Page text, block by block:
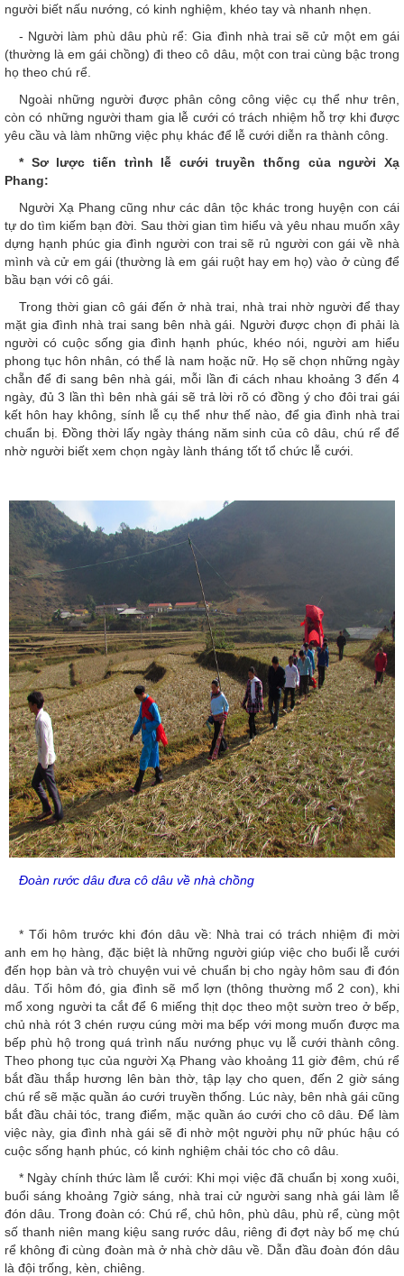
người biết nấu nướng, có kinh nghiệm, khéo tay và nhanh nhẹn.
- Người làm phù dâu phù rể: Gia đình nhà trai sẽ cử một em gái
(thường là em gái chồng) đi theo cô dâu, một con trai cùng bậc trong
họ theo chú rể.
Ngoài những người được phân công công việc cụ thể như trên,
còn có những người tham gia lễ cưới có trách nhiệm hỗ trợ khi được
yêu cầu và làm những việc phụ khác để lễ cưới diễn ra thành công.
* Sơ lược tiến trình lễ cưới truyền thống của người Xạ
Phang:
Người Xạ Phang cũng như các dân tộc khác trong huyện con cái
tự do tìm kiếm bạn đời. Sau thời gian tìm hiểu và yêu nhau muốn xây
dựng hạnh phúc gia đình người con trai sẽ rủ người con gái về nhà
mình và cử em gái (thường là em gái ruột hay em họ) vào ở cùng để
bầu bạn với cô gái.
Trong thời gian cô gái đến ở nhà trai, nhà trai nhờ người để thay
mặt gia đình nhà trai sang bên nhà gái. Người được chọn đi phải là
người có cuộc sống gia đình hạnh phúc, khéo nói, người am hiểu
phong tục hôn nhân, có thể là nam hoặc nữ. Họ sẽ chọn những ngày
chẵn để đi sang bên nhà gái, mỗi lần đi cách nhau khoảng 3 đến 4
ngày, đủ 3 lần thì bên nhà gái sẽ trả lời rõ có đồng ý cho đôi trai gái
kết hôn hay không, sính lễ cụ thể như thế nào, để gia đình nhà trai
chuẩn bị. Đồng thời lấy ngày tháng năm sinh của cô dâu, chú rể để
nhờ người biết xem chọn ngày lành tháng tốt tổ chức lễ cưới.
Đoàn rước dâu đưa cô dâu về nhà chồng
* Tối hôm trước khi đón dâu về: Nhà trai có trách nhiệm đi mời
anh em họ hàng, đặc biệt là những người giúp việc cho buổi lễ cưới
đến họp bàn và trò chuyện vui vẻ chuẩn bị cho ngày hôm sau đi đón
dâu. Tối hôm đó, gia đình sẽ mổ lợn (thông thường mổ 2 con), khi
mổ xong người ta cắt để 6 miếng thịt dọc theo một sườn treo ở bếp,
chủ nhà rót 3 chén rượu cúng mời ma bếp với mong muốn được ma
bếp phù hộ trong quá trình nấu nướng phục vụ lễ cưới thành công.
Theo phong tục của người Xạ Phang vào khoảng 11 giờ đêm, chú rể
bắt đầu thắp hương lên bàn thờ, tập lạy cho quen, đến 2 giờ sáng
chú rể sẽ mặc quần áo cưới truyền thống. Lúc này, bên nhà gái cũng
bắt đầu chải tóc, trang điểm, mặc quần áo cưới cho cô dâu. Để làm
việc này, gia đình nhà gái sẽ đi nhờ một người phụ nữ phúc hậu có
cuộc sống hạnh phúc, có kinh nghiệm chải tóc cho cô dâu.
* Ngày chính thức làm lễ cưới: Khi mọi việc đã chuẩn bị xong xuôi,
buổi sáng khoảng 7giờ sáng, nhà trai cử người sang nhà gái làm lễ
đón dâu. Trong đoàn có: Chú rể, chủ hôn, phù dâu, phù rể, cùng một
số thanh niên mang kiệu sang rước dâu, riêng đi đợt này bố mẹ chú
rể không đi cùng đoàn mà ở nhà chờ dâu về. Dẫn đầu đoàn đón dâu
là đội trống, kèn, chiêng.